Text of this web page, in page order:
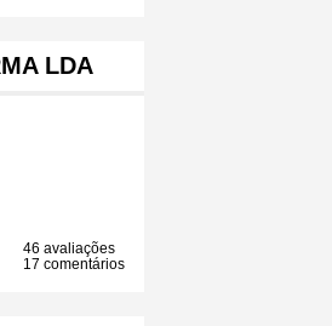
LDA
46 avaliações
17 comentários